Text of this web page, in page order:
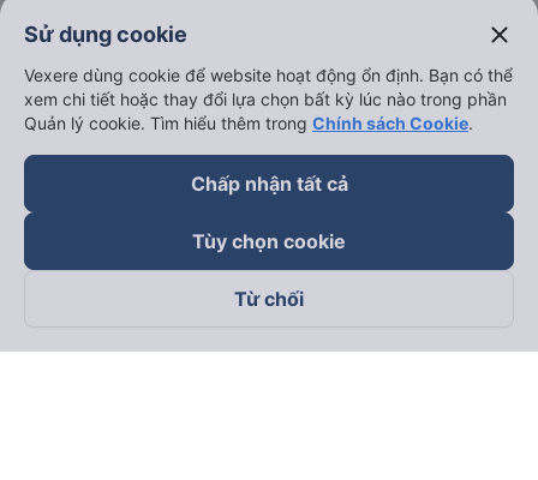
Theo dõi chúng tôi trên
Sử dụng cookie close
Vexere dùng cookie để website hoạt động ổn định. Bạn có thể
xem chi tiết hoặc thay đổi lựa chọn bất kỳ lúc nào trong phần
Quản lý cookie. Tìm hiểu thêm trong Chính sách Cookie.
Chấp nhận tất cả
Tùy chọn cookie
Từ chối